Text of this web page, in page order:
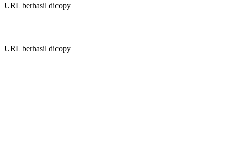
URL berhasil dicopy
URL berhasil dicopy